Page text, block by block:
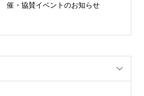
催・協賛イベントのお知らせ